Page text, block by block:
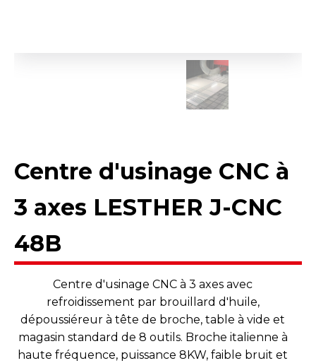
Centre d'usinage CNC à
3 axes LESTHER J-CNC
48B
Centre d'usinage CNC à 3 axes avec
refroidissement par brouillard d'huile,
dépoussiéreur à tête de broche, table à vide et
magasin standard de 8 outils. Broche italienne à
haute fréquence, puissance 8KW, faible bruit et